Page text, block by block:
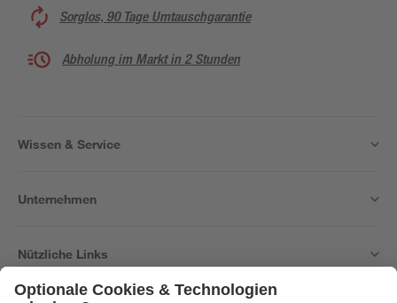
Sorglos, 90 Tage Umtauschgarantie
Abholung im Markt in 2 Stunden
Wissen & Service
Unternehmen
Nützliche Links